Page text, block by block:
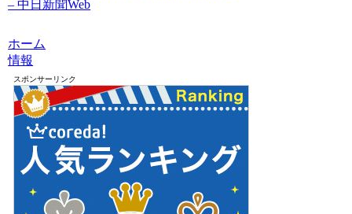
– 中日新聞Web
ホーム
情報
スポンサーリンク